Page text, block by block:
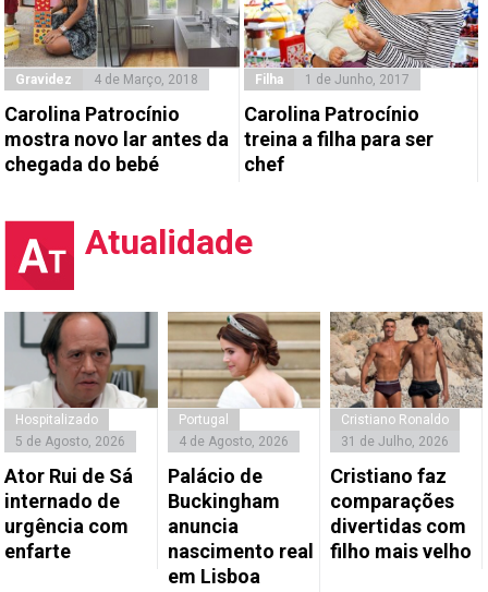
Gravidez 4 de Março, 2018
Carolina Patrocínio
mostra novo lar antes da
chegada do bebé
Filha 1 de Junho, 2017
Carolina Patrocínio
treina a filha para ser
chef
Atualidade
Hospitalizado
5 de Agosto, 2026
Ator Rui de Sá
internado de
urgência com
enfarte
Portugal
4 de Agosto, 2026
Palácio de
Buckingham
anuncia
nascimento real
em Lisboa
Cristiano Ronaldo
31 de Julho, 2026
Cristiano faz
comparações
divertidas com
filho mais velho